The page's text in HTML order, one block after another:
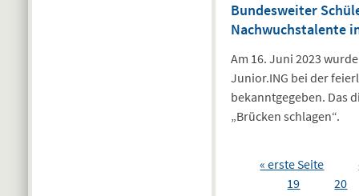
Bundesweiter
Nachwuchstalente
Am 16. Juni 2023
Junior.ING bei der
bekanntgegeben. Das
„Brücken schlagen“.
Seiten« erste Seite
19
20